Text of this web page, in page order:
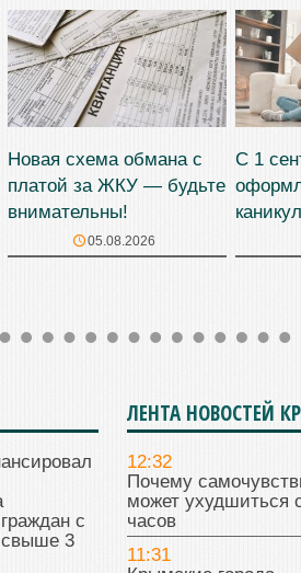
Новая схема обмана с
платой за ЖКУ — будьте
внимательны!
05.08.2026
С 1
каникул
с
3
ЛЕНТА НОВОСТЕЙ
12:32
Почему
может ухудшиться
часов
11:31